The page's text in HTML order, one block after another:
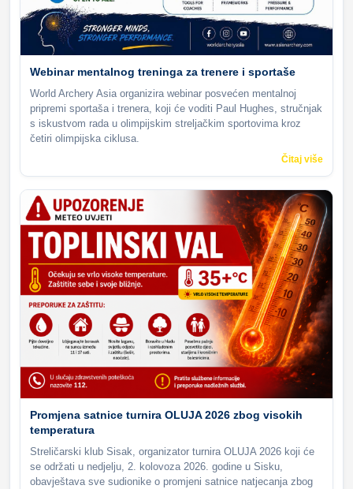
Webinar mentalnog treninga za trenere i sportaše
World Archery Asia organizira webinar posvećen mentalnoj
pripremi sportaša i trenera, koji će voditi Paul Hughes, stručnjak
s iskustvom rada u olimpijskim streljačkim sportovima kroz
četiri olimpijska ciklusa.
Čitaj više
Promjena satnice turnira OLUJA 2026 zbog visokih
temperatura
Streličarski klub Sisak, organizator turnira OLUJA 2026 koji će
se održati u nedjelju, 2. kolovoza 2026. godine u Sisku,
obavještava sve sudionike o promjeni satnice natjecanja zbog